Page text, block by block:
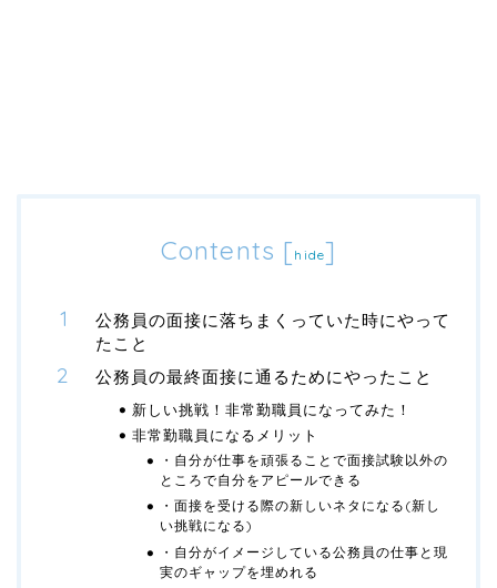
Contents [ hide]
公務員の面接に落ちまくっていた時にやって
たこと
公務員の最終面接に通るためにやったこと
新しい挑戦！非常勤職員になってみた！
非常勤職員になるメリット
・自分が仕事を頑張ることで面接試験以外の
ところで自分をアピールできる
・面接を受ける際の新しいネタになる(新し
い挑戦になる)
・自分がイメージしている公務員の仕事と現
実のギャップを埋めれる